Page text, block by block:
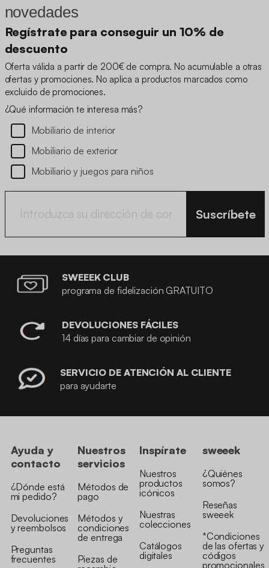
novedades
Regístrate para conseguir un 10% de
descuento
Oferta válida a partir de 200€ de compra. No acumulable a otras
ofertas y promociones. No aplica a productos marcados como
excluido de promociones.
¿Qué información te interesa más?
Mobiliario de interior
Mobiliario de exterior
Mobiliario y juegos para niños
Suscríbete
SWEEEK CLUB
programa de fidelización GRATUITO
DEVOLUCIONES FÁCILES
14 días para cambiar de opinión
SERVICIO DE ATENCIÓN AL CLIENTE
para ayudarte
Ayuda y
contacto
¿Dónde está
mi pedido?
Devoluciones
y reembolsos
Preguntas
frecuentes
Nuestros
servicios
Métodos de
pago
Métodos y
condiciones
de entrega
Piezas de
Inspírate
Nuestros
productos
icónicos
Nuestras
colecciones
Catálogos
digitales
sweeek
¿Quiénes
somos?
Reseñas
sweeek
*Condiciones
de las ofertas y
códigos
promocionales